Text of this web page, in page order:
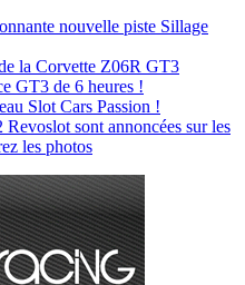
nouvelle piste Sillage
la Corvette Z06R GT3
GT3 de 6 heures !
Slot Cars Passion !
sont annoncées sur les
les photos